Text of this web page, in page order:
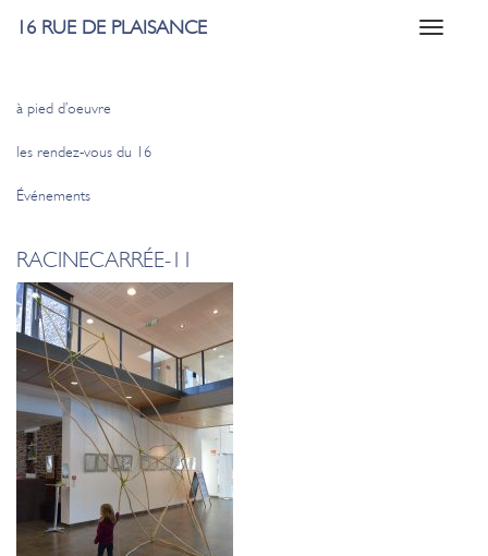
Toggle
16 RUE DE PLAISANCE
à pied d’oeuvre
les rendez-vous du 16
Événements
RACINECARRÉE‑11